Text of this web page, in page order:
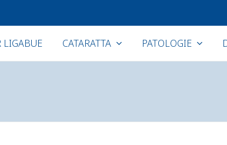
LIGABUE CATARATTA PATOLOGIE